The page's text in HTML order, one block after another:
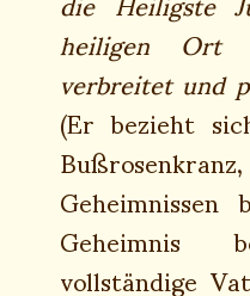
heiligen
verbreitet und
(Er bezieht
vollständige